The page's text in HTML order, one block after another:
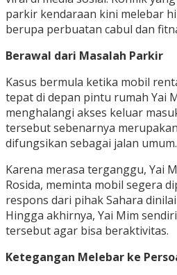
parkir kendaraan kini melebar
berupa perbuatan cabul dan
Berawal dari Masalah Parkir
Kasus bermula ketika mobil
tepat di depan pintu rumah Yai
menghalangi akses keluar
tersebut sebenarnya
difungsikan sebagai jalan umum.
Karena merasa terganggu, Yai
Rosida, meminta mobil segera
respons dari pihak Sahara
Hingga akhirnya, Yai Mim
tersebut agar bisa beraktivitas.
Ketegangan Melebar ke